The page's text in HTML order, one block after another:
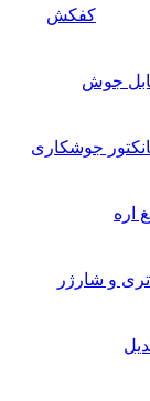
کفکش
جوش
جوشکاری
اره
و شارژر